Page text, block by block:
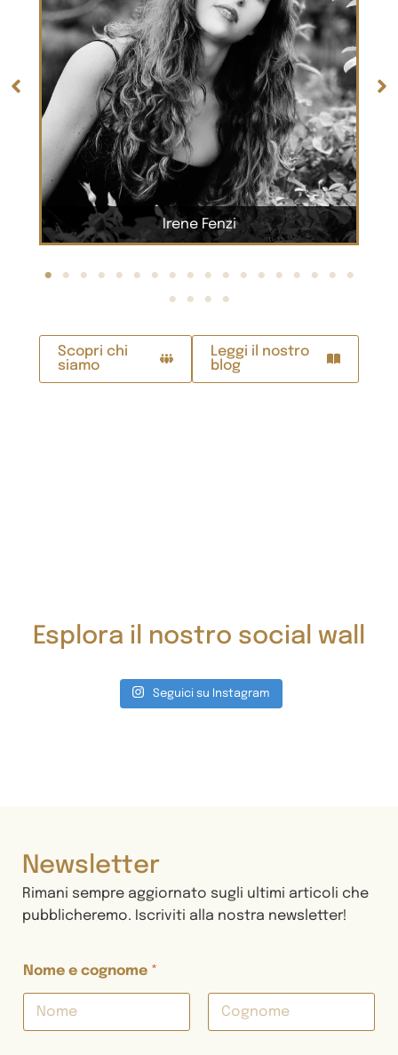
Marco Mazzoli
Scopri chi
siamo
Leggi il nostro
blog
Esplora il nostro social wall
Seguici su Instagram
Newsletter
Rimani sempre aggiornato sugli ultimi articoli che
pubblicheremo. Iscriviti alla nostra newsletter!
Nome e cognome *